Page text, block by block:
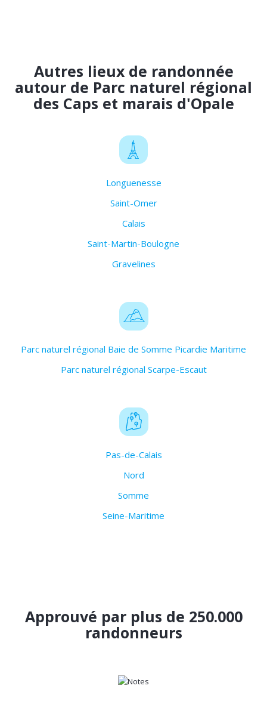
Autres lieux de randonnée
autour de Parc naturel régional
des Caps et marais d'Opale
Longuenesse
Saint-Omer
Calais
Saint-Martin-Boulogne
Gravelines
Parc naturel régional Baie de Somme Picardie Maritime
Parc naturel régional Scarpe-Escaut
Pas-de-Calais
Nord
Somme
Seine-Maritime
Approuvé par plus de 250.000
randonneurs